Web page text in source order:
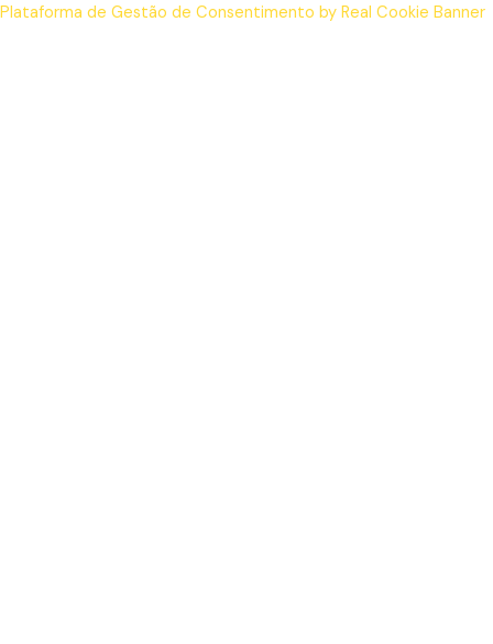
Plataforma de Gestão de Consentimento by Real Cookie Banner